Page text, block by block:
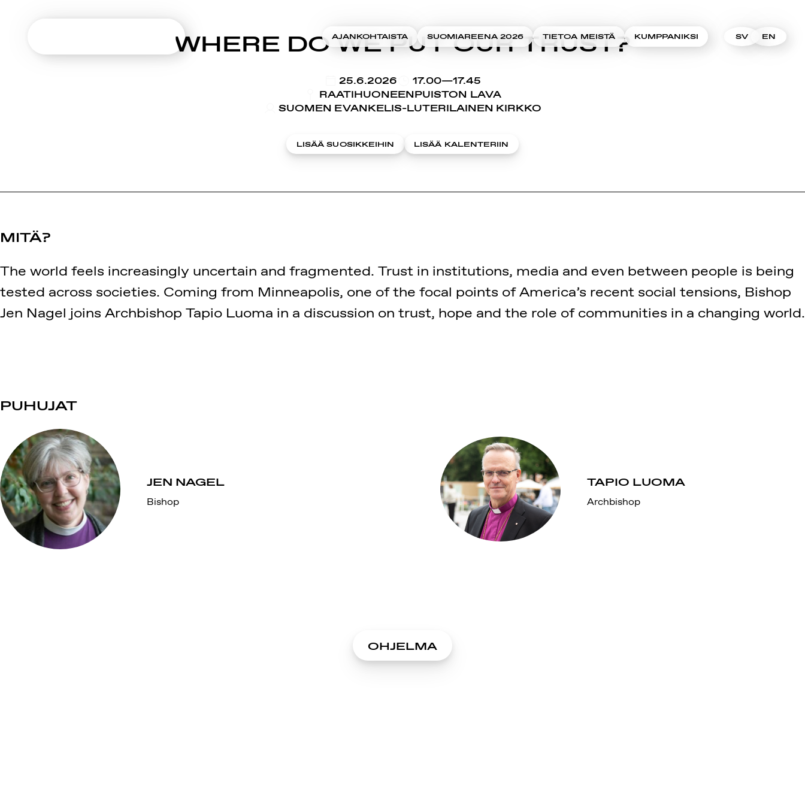
AJANKOHTAISTA
SUOMIAREENA 2026 TIETOA MEISTÄ KUMPPANIKSI SV EN
WHERE DO WE PUT OUR TRUST?
25.6.2026
KLO
17.00—17.45
RAATIHUONEENPUISTON LAVA
SUOMEN EVANKELIS-LUTERILAINEN KIRKKO
LISÄÄ SUOSIKKEIHIN LISÄÄ KALENTERIIN
MITÄ?
The world feels increasingly uncertain and fragmented. Trust in institutions, media and even between people is being
tested across societies. Coming from Minneapolis, one of the focal points of America’s recent social tensions, Bishop
Jen Nagel joins Archbishop Tapio Luoma in a discussion on trust, hope and the role of communities in a changing world.
PUHUJAT
JEN NAGEL
Bishop
TAPIO LUOMA
Archbishop
OHJELMA